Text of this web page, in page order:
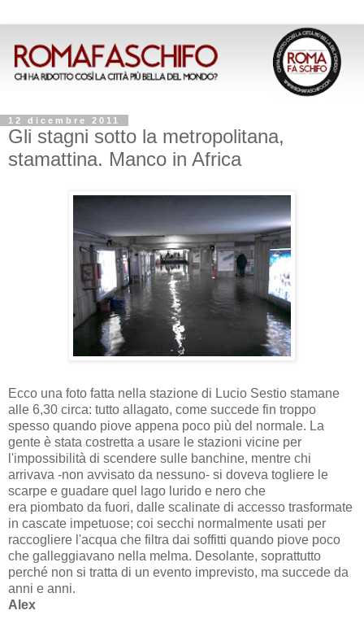
12 dicembre 2011
Gli stagni sotto la metropolitana,
stamattina. Manco in Africa
Ecco una foto fatta nella stazione di Lucio Sestio stamane
alle 6,30 circa: tutto allagato, come succede fin troppo
spesso quando piove appena poco più del normale. La
gente è stata costretta a usare le stazioni vicine per
l'impossibilità di scendere sulle banchine, mentre chi
arrivava -non avvisato da nessuno- si doveva togliere le
scarpe e guadare quel lago lurido e nero che
era piombato da fuori, dalle scalinate di accesso trasformate
in cascate impetuose; coi secchi normalmente usati per
raccogliere l'acqua che filtra dai soffitti quando piove poco
che galleggiavano nella melma. Desolante, soprattutto
perché non si tratta di un evento imprevisto, ma succede da
anni e anni.
Alex